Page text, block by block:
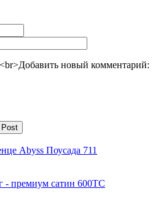
Добавить новый комментарий:
Post
Abyss Поусада 711
- премиум сатин 600ТС